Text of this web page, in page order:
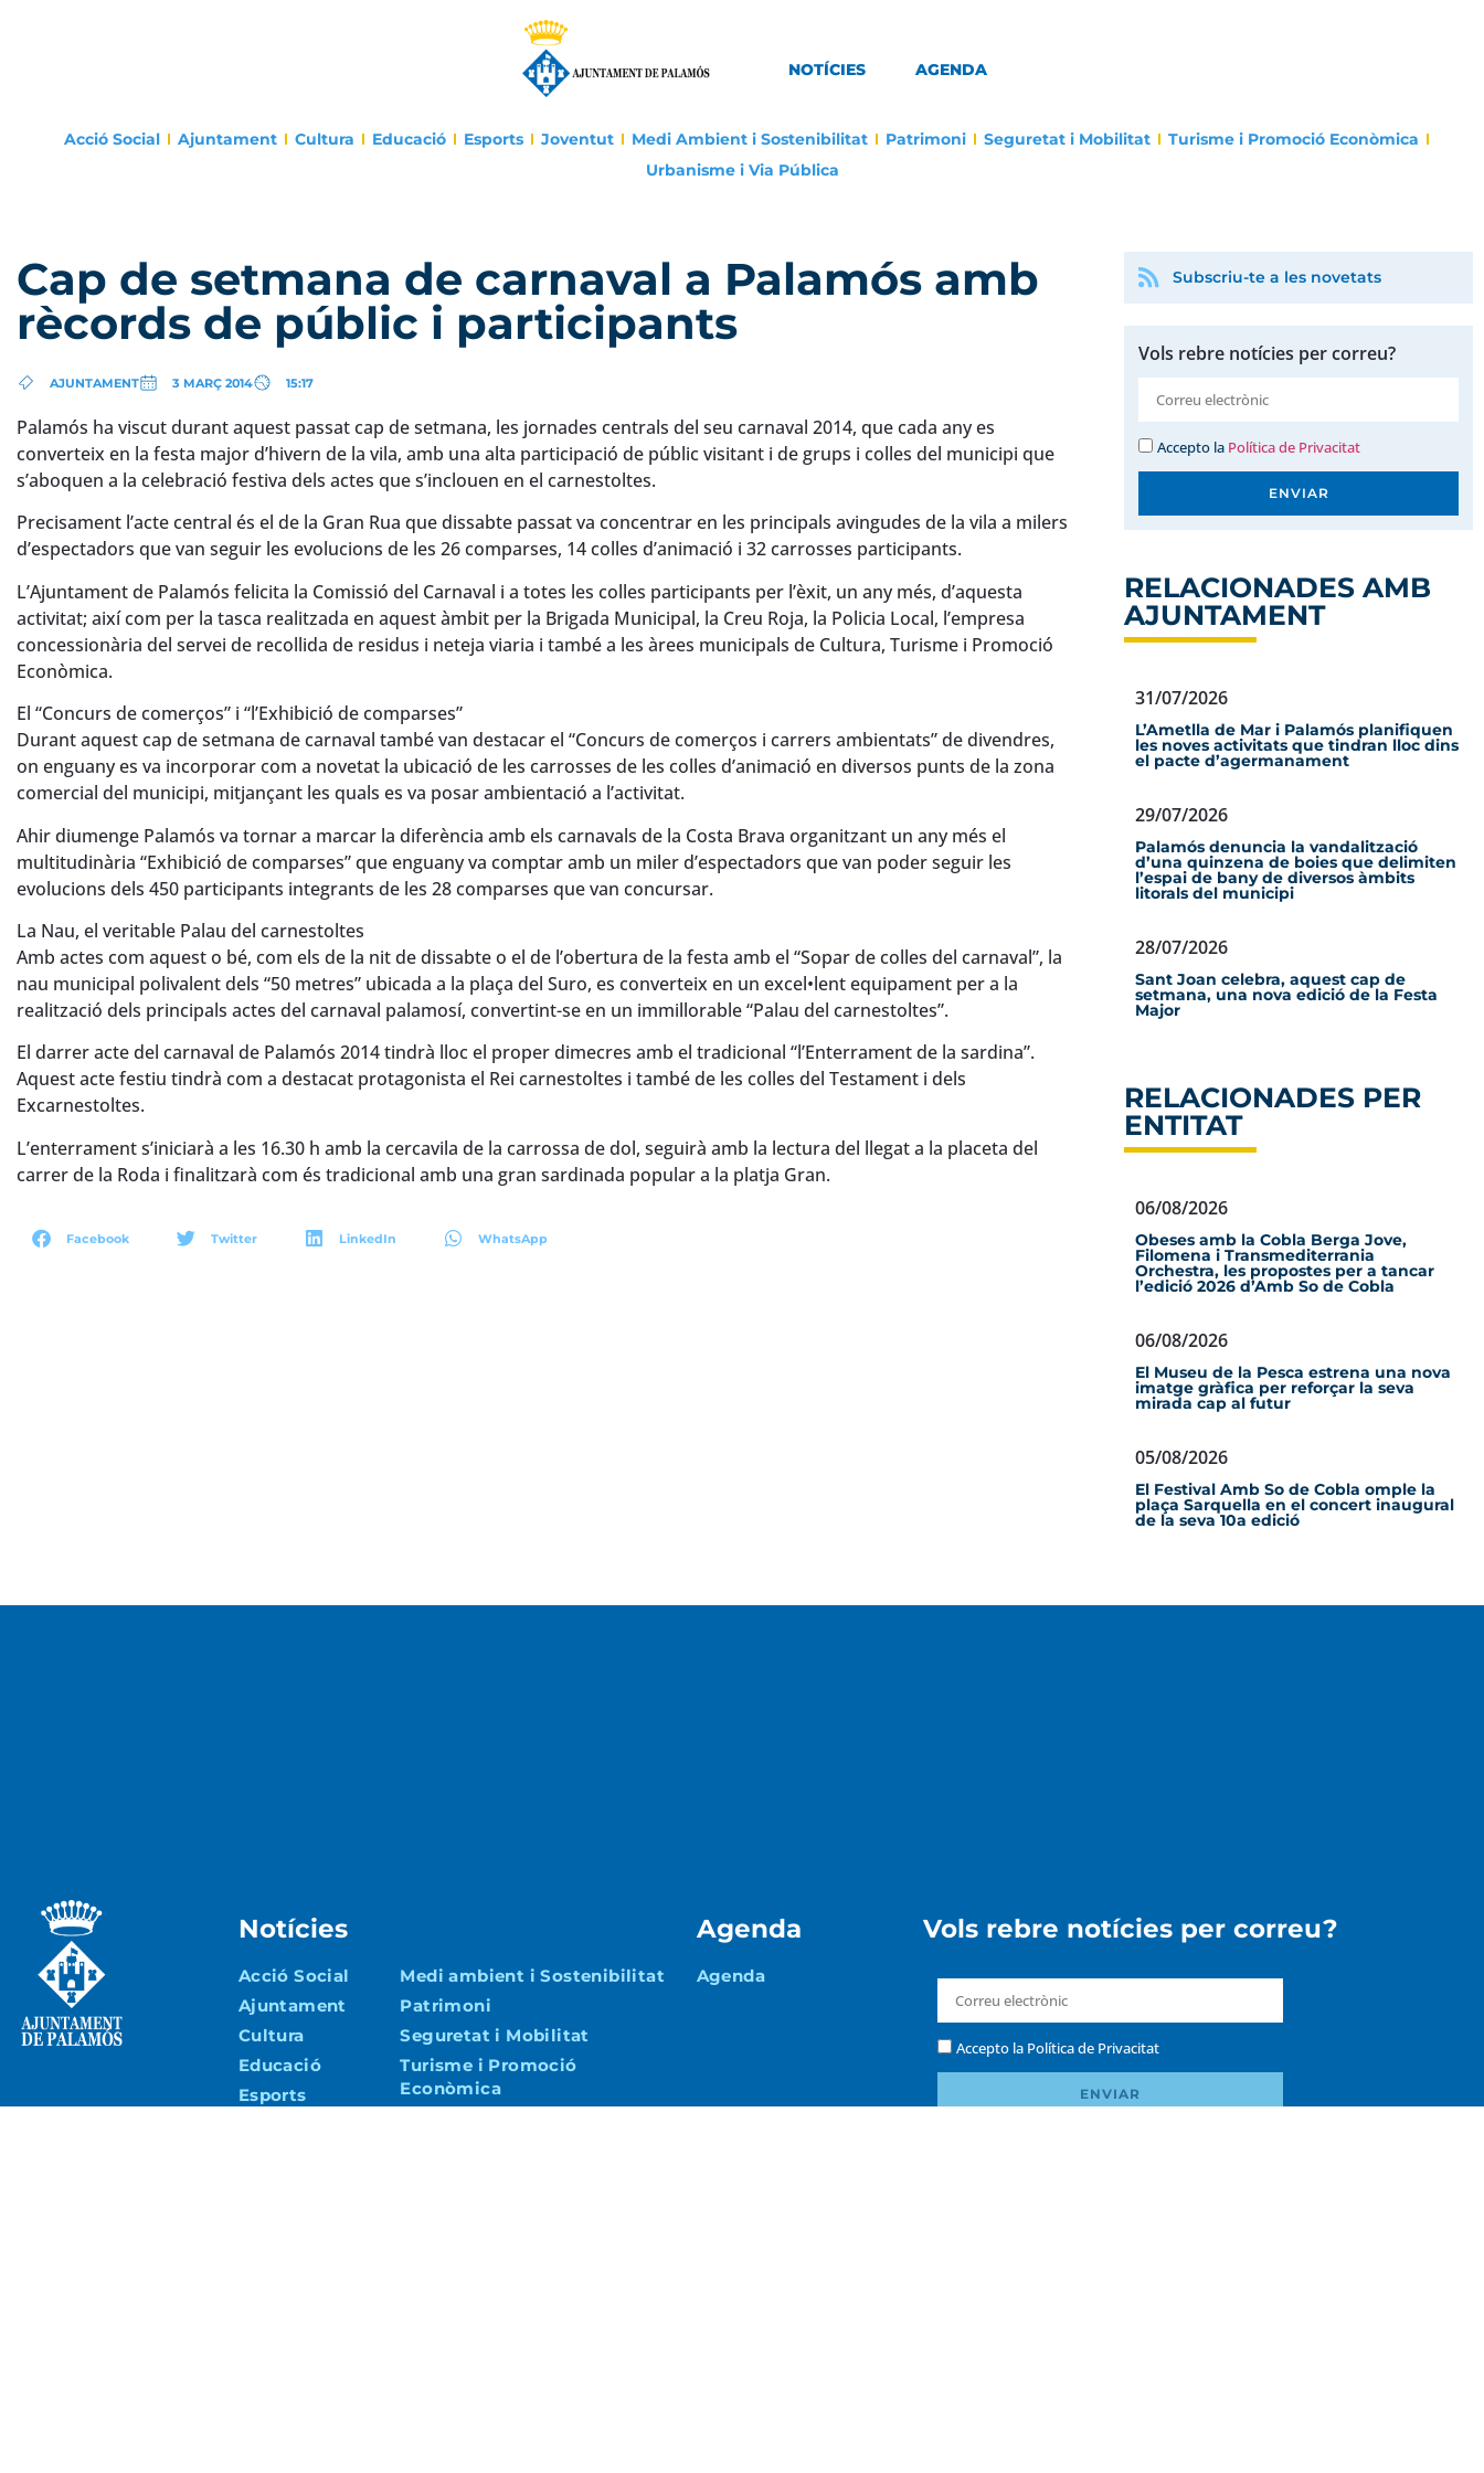
NOTÍCIES AGENDA
Acció Social Ajuntament Cultura Educació Esports Joventut Medi Ambient i Sostenibilitat Patrimoni Seguretat i Mobilitat
Turisme i Promoció Econòmica
Urbanisme i Via Pública
Cap de setmana de carnaval a Palamós amb
rècords de públic i participants
AJUNTAMENT 3 MARÇ 2014 15:17
Palamós ha viscut durant aquest passat cap de setmana, les jornades centrals del seu carnaval 2014, que cada any es
converteix en la festa major d’hivern de la vila, amb una alta participació de públic visitant i de grups i colles del municipi que
s’aboquen a la celebració festiva dels actes que s’inclouen en el carnestoltes.
Precisament l’acte central és el de la Gran Rua que dissabte passat va concentrar en les principals avingudes de la vila a milers
d’espectadors que van seguir les evolucions de les 26 comparses, 14 colles d’animació i 32 carrosses participants.
L’Ajuntament de Palamós felicita la Comissió del Carnaval i a totes les colles participants per l’èxit, un any més, d’aquesta
activitat; així com per la tasca realitzada en aquest àmbit per la Brigada Municipal, la Creu Roja, la Policia Local, l’empresa
concessionària del servei de recollida de residus i neteja viaria i també a les àrees municipals de Cultura, Turisme i Promoció
Econòmica.
El “Concurs de comerços” i “l’Exhibició de comparses”
Durant aquest cap de setmana de carnaval també van destacar el “Concurs de comerços i carrers ambientats” de divendres,
on enguany es va incorporar com a novetat la ubicació de les carrosses de les colles d’animació en diversos punts de la zona
comercial del municipi, mitjançant les quals es va posar ambientació a l’activitat.
Ahir diumenge Palamós va tornar a marcar la diferència amb els carnavals de la Costa Brava organitzant un any més el
multitudinària “Exhibició de comparses” que enguany va comptar amb un miler d’espectadors que van poder seguir les
evolucions dels 450 participants integrants de les 28 comparses que van concursar.
La Nau, el veritable Palau del carnestoltes
Amb actes com aquest o bé, com els de la nit de dissabte o el de l’obertura de la festa amb el “Sopar de colles del carnaval”, la
nau municipal polivalent dels “50 metres” ubicada a la plaça del Suro, es converteix en un excel•lent equipament per a la
realització dels principals actes del carnaval palamosí, convertint-se en un immillorable “Palau del carnestoltes”.
El darrer acte del carnaval de Palamós 2014 tindrà lloc el proper dimecres amb el tradicional “l’Enterrament de la sardina”.
Aquest acte festiu tindrà com a destacat protagonista el Rei carnestoltes i també de les colles del Testament i dels
Excarnestoltes.
L’enterrament s’iniciarà a les 16.30 h amb la cercavila de la carrossa de dol, seguirà amb la lectura del llegat a la placeta del
carrer de la Roda i finalitzarà com és tradicional amb una gran sardinada popular a la platja Gran.
Facebook Twitter LinkedIn WhatsApp
Subscriu-te a les novetats
Vols rebre notícies per correu?
Accepto la Política de Privacitat
ENVIAR
RELACIONADES AMB
AJUNTAMENT
31/07/2026
L’Ametlla de Mar i Palamós planifiquen
les noves activitats que tindran lloc dins
el pacte d’agermanament
29/07/2026
Palamós denuncia la vandalització
d’una quinzena de boies que delimiten
l’espai de bany de diversos àmbits
litorals del municipi
28/07/2026
Sant Joan celebra, aquest cap de
setmana, una nova edició de la Festa
Major
RELACIONADES PER
ENTITAT
06/08/2026
Obeses amb la Cobla Berga Jove,
Filomena i Transmediterrania
Orchestra, les propostes per a tancar
l’edició 2026 d’Amb So de Cobla
06/08/2026
El Museu de la Pesca estrena una nova
imatge gràfica per reforçar la seva
mirada cap al futur
05/08/2026
El Festival Amb So de Cobla omple la
plaça Sarquella en el concert inaugural
de la seva 10a edició
Notícies Agenda Vols rebre notícies per correu?
Acció Social
Ajuntament
Cultura
Educació
Esports
Medi ambient i Sostenibilitat
Patrimoni
Seguretat i Mobilitat
Turisme i Promoció
Econòmica
Agenda
Accepto la Política de Privacitat
ENVIAR